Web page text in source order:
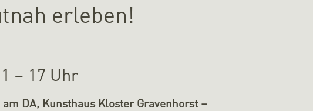
erleben!
– 17 Uhr
DA, Kunsthaus Kloster Gravenhorst –